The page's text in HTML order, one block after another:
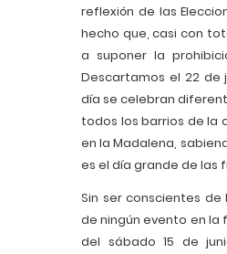
reflexión de las
hecho que, casi con
a suponer la
Descartamos el 22 de
día se celebran
todos los barrios de la
en la Madalena,
es el día grande de las
Sin ser conscientes
de ningún evento en la
del sábado 15 de